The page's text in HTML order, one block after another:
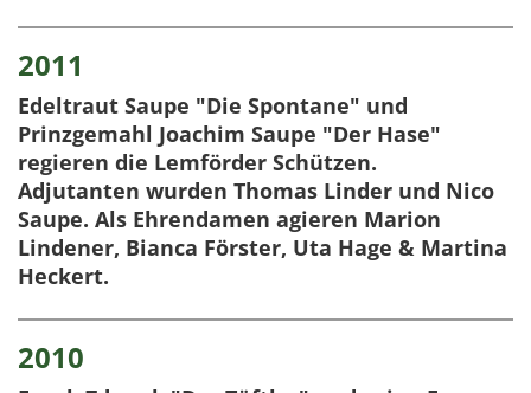
2011
Edeltraut Saupe "Die Spontane" und
Prinzgemahl Joachim Saupe "Der Hase"
regieren die Lemförder Schützen.
Adjutanten wurden Thomas Linder und Nico
Saupe. Als Ehrendamen agieren Marion
Lindener, Bianca Förster, Uta Hage & Martina
Heckert.
2010